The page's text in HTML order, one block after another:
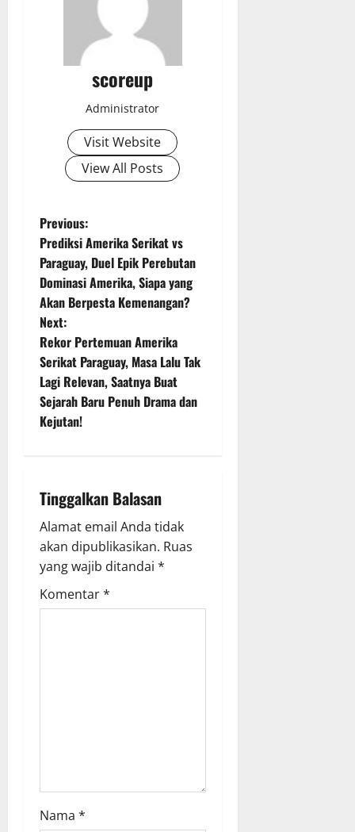
scoreup
Administrator
Visit Website
View All Posts
P
o
s
t
n
a
v
g
a
t
i
Previous:
Prediksi Amerika Serikat vs
Paraguay, Duel Epik Perebutan
Dominasi Amerika, Siapa yang
Akan Berpesta Kemenangan?
Next:
Rekor Pertemuan Amerika
Serikat Paraguay, Masa Lalu Tak
Lagi Relevan, Saatnya Buat
Sejarah Baru Penuh Drama dan
Kejutan!
Tinggalkan Balasan
Alamat email Anda tidak
akan dipublikasikan. Ruas
yang wajib ditandai *
Komentar*
Nama *